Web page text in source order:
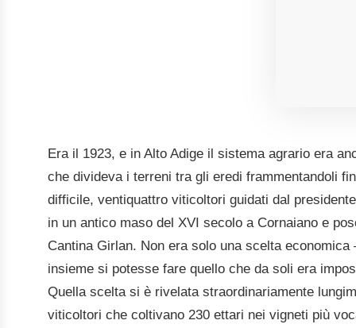
Era il 1923, e in Alto Adige il sistema agrario era
che divideva i terreni tra gli eredi frammentandoli
difficile, ventiquattro viticoltori guidati dal
in un antico maso del XVI secolo a Cornaiano e
Cantina Girlan. Non era solo una scelta
insieme si potesse fare quello che da soli era
Quella scelta si è rivelata straordinariamente
viticoltori che coltivano 230 ettari nei vigneti più